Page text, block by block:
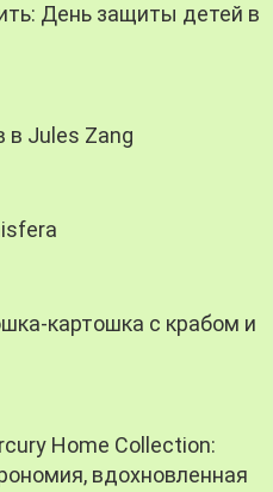
День защиты детей в
в Jules Zang
картошка с крабом и
Home Collection:
вдохновленная